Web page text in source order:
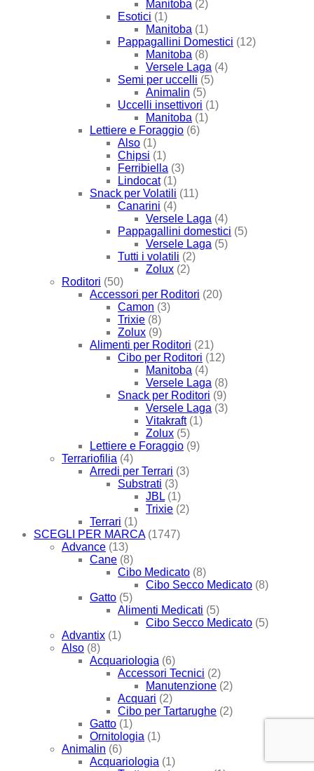
Manitoba (2)
Esotici (1)
Manitoba (1)
Pappagallini Domestici (12)
Manitoba (8)
Versele Laga (4)
Semi per uccelli (5)
Animalin (5)
Uccelli insettivori (1)
Manitoba (1)
Lettiere e Foraggio (6)
Also (1)
Chipsi (1)
Ferribiella (3)
Lindocat (1)
Snack per Volatili (11)
Canarini (4)
Versele Laga (4)
Pappagallini domestici (5)
Versele Laga (5)
Tutti i volatili (2)
Zolux (2)
Roditori (50)
Accessori per Roditori (20)
Camon (3)
Trixie (8)
Zolux (9)
Alimenti per Roditori (21)
Cibo per Roditori (12)
Manitoba (4)
Versele Laga (8)
Snack per Roditori (9)
Versele Laga (3)
Vitakraft (1)
Zolux (5)
Lettiere e Foraggio (9)
Terrariofilia (4)
Arredi per Terrari (3)
Substrati (3)
JBL (1)
Trixie (2)
Terrari (1)
SCEGLI PER MARCA (1747)
Advance (13)
Cane (8)
Cibo Medicato (8)
Cibo Secco Medicato (8)
Gatto (5)
Alimenti Medicati (5)
Cibo Secco Medicato (5)
Advantix (1)
Also (8)
Acquariologia (6)
Accessori Tecnici (2)
Manutenzione (2)
Acquari (2)
Cibo per Tartarughe (2)
Gatto (1)
Ornitologia (1)
Animalin (6)
Acquariologia (1)